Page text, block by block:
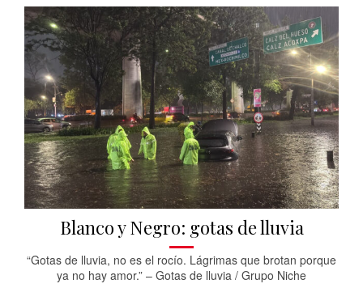
Blanco y Negro: gotas de lluvia
“Gotas de lluvia, no es el rocío. Lágrimas que brotan porque
ya no hay amor.” – Gotas de lluvia / Grupo Niche